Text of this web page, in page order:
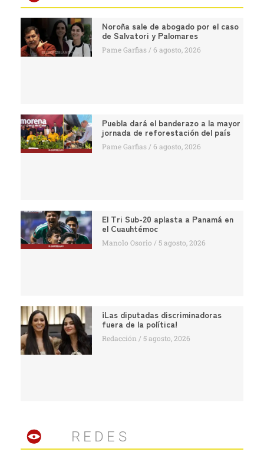
Noroña sale de abogado por el caso
de Salvatori y Palomares
Pame Garfias 6 agosto, 2026
Puebla dará el banderazo a la mayor
jornada de reforestación del país
Pame Garfias 6 agosto, 2026
El Tri Sub-20 aplasta a Panamá en
el Cuauhtémoc
Manolo Osorio 5 agosto, 2026
¡Las diputadas discriminadoras
fuera de la política!
Redacción 5 agosto, 2026
REDES